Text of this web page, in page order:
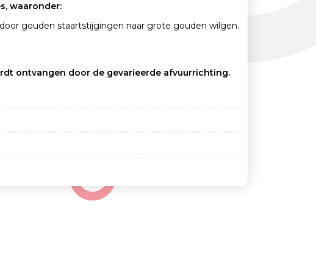
waaronder:
gouden staartstijgingen naar grote gouden wilgen.
ontvangen door de gevarieerde afvuurrichting.